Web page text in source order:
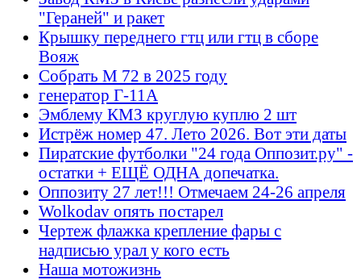
"Гераней" и ракет
Крышку переднего гтц или гтц в сборе
Вояж
Собрать М 72 в 2025 году
генератор Г-11А
Эмблему КМЗ круглую куплю 2 шт
Истрёж номер 47. Лето 2026. Вот эти даты
Пиратские футболки "24 года Оппозит.ру" -
остатки + ЕЩЁ ОДНА допечатка.
Оппозиту 27 лет!!! Отмечаем 24-26 апреля
Wolkodav опять постарел
Чертеж флажка крепление фары с
надписью урал у кого есть
Наша мотожизнь